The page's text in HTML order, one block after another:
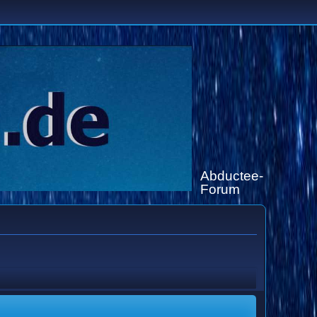
Abductee-
Forum